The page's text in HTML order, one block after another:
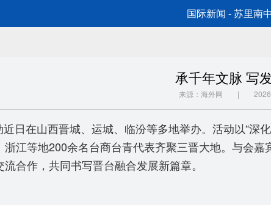
国际新闻 - 苏里南
承千年文脉 写
来源：海外网 | 2026/
日在山西晋城、运城、临汾等多地举办。活动以“
江等地200余名台商台青代表齐聚三晋大地。与会
合作，共同书写晋台融合发展新篇章。